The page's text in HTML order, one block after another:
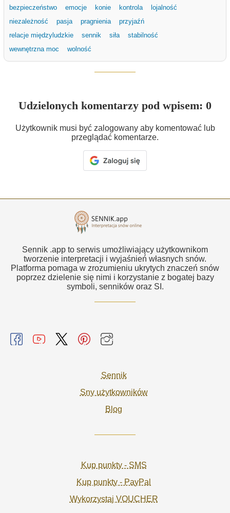
bezpieczeństwo emocje konie kontrola
lojalność
niezależność
pasja pragnienia
przyjaźń
relacje międzyludzkie
sennik siła
stabilność
wewnętrzna moc
wolność
Udzielonych komentarzy pod wpisem: 0
Użytkownik musi być zalogowany aby komentować lub
przeglądać komentarze.
Sennik .app to serwis umożliwiający użytkownikom
tworzenie interpretacji i wyjaśnień własnych snów.
Platforma pomaga w zrozumieniu ukrytych znaczeń snów
poprzez dzielenie się nimi i korzystanie z bogatej bazy
symboli, senników oraz SI.
Sennik
Sny użytkowników
Blog
Kup punkty - SMS
Kup punkty - PayPal
Wykorzystaj VOUCHER